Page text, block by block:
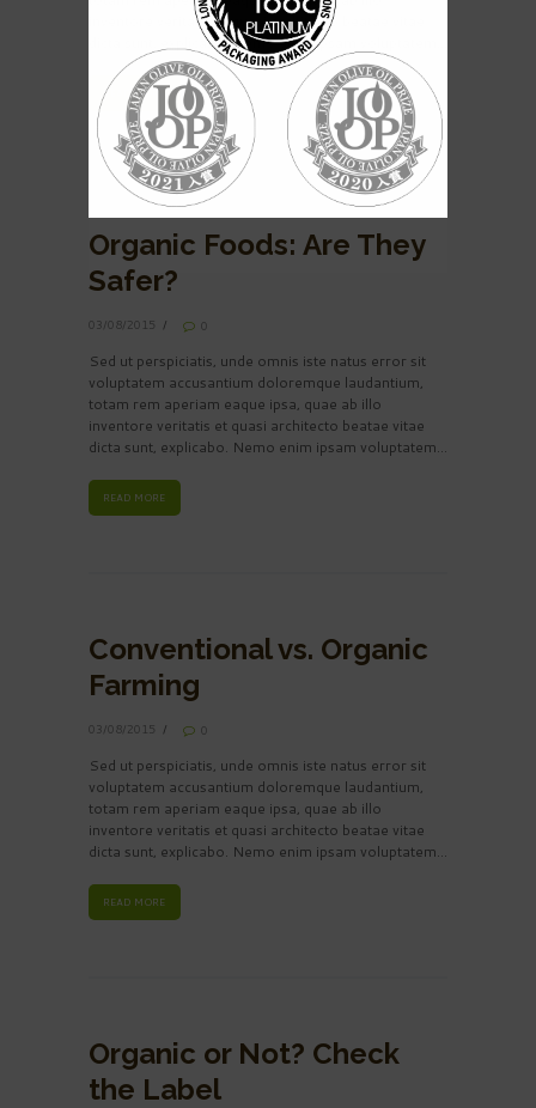
inventore veritatis et quasi architecto beatae vitae
dicta sunt, explicabo. Nemo enim ipsam voluptatem...
READ MORE
Organic Foods: Are They
Safer?
03/08/2015 0
Sed ut perspiciatis, unde omnis iste natus error sit
voluptatem accusantium doloremque laudantium,
totam rem aperiam eaque ipsa, quae ab illo
inventore veritatis et quasi architecto beatae vitae
dicta sunt, explicabo. Nemo enim ipsam voluptatem...
READ MORE
Conventional vs. Organic
Farming
03/08/2015 0
Sed ut perspiciatis, unde omnis iste natus error sit
voluptatem accusantium doloremque laudantium,
totam rem aperiam eaque ipsa, quae ab illo
inventore veritatis et quasi architecto beatae vitae
dicta sunt, explicabo. Nemo enim ipsam voluptatem...
READ MORE
Organic or Not? Check
the Label